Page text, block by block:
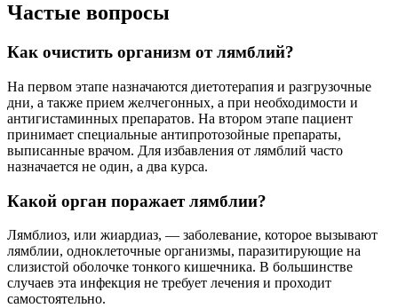
Частые вопросы
Как очистить организм от лямблий?
На первом этапе назначаются диетотерапия и разгрузочные
дни, а также прием желчегонных, а при необходимости и
антигистаминных препаратов. На втором этапе пациент
принимает специальные антипротозойные препараты,
выписанные врачом. Для избавления от лямблий часто
назначается не один, а два курса.
Какой орган поражает лямблии?
Лямблиоз, или жиардиаз, — заболевание, которое вызывают
лямблии, одноклеточные организмы, паразитирующие на
слизистой оболочке тонкого кишечника. В большинстве
случаев эта инфекция не требует лечения и проходит
самостоятельно.